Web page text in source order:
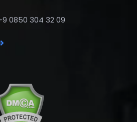
0850 304 32 09